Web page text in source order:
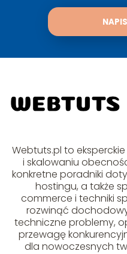
Webtuts.pl to
i skalowaniu
konkretne poradniki
hostingu, a także
commerce i techniki
rozwinąć
techniczne problemy,
przewagę
dla nowoczesnych